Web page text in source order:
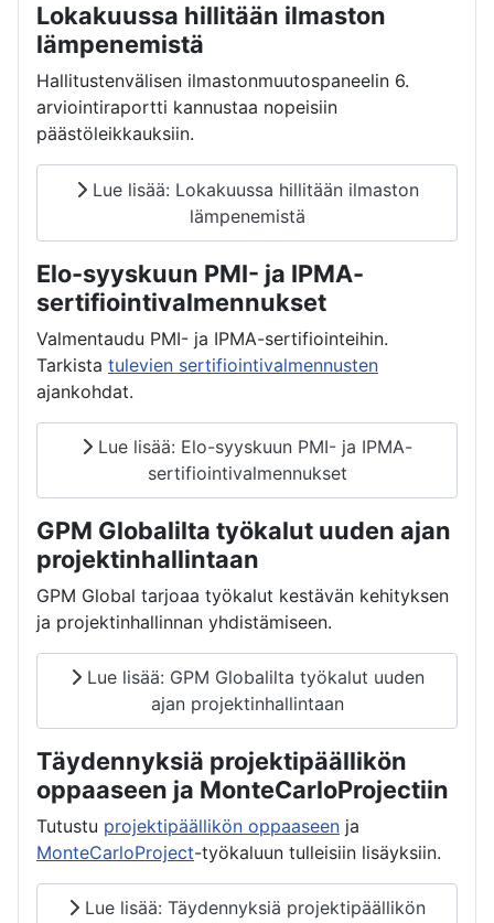
Lokakuussa hillitään ilmaston
lämpenemistä
Hallitustenvälisen ilmastonmuutospaneelin 6.
arviointiraportti kannustaa nopeisiin
päästöleikkauksiin.
Lue lisää: Lokakuussa hillitään ilmaston
lämpenemistä
Elo-syyskuun PMI- ja IPMA-
sertifiointivalmennukset
Valmentaudu PMI- ja IPMA-sertifiointeihin.
Tarkista tulevien sertifiointivalmennusten
ajankohdat.
Lue lisää: Elo-syyskuun PMI- ja IPMA-
sertifiointivalmennukset
GPM Globalilta työkalut uuden ajan
projektinhallintaan
GPM Global tarjoaa työkalut kestävän kehityksen
ja projektinhallinnan yhdistämiseen.
Lue lisää: GPM Globalilta työkalut uuden
ajan projektinhallintaan
Täydennyksiä projektipäällikön
oppaaseen ja MonteCarloProjectiin
Tutustu projektipäällikön oppaaseen ja
MonteCarloProject-työkaluun tulleisiin lisäyksiin.
Lue lisää: Täydennyksiä projektipäällikön